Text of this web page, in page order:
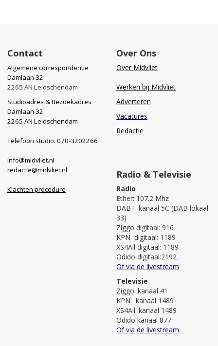
Contact
Algemene correspondentie
Damlaan 32
2265 AN Leidschendam
Studioadres & Bezoekadres
Damlaan 32
2265 AN Leidschendam
Telefoon studio: 070-3202266
info@midvliet.nl
redactie@midvliet.nl
Klachten procedure
Over Ons
Over Midvliet
Werken bij Midvliet
Adverteren
Vacatures
Redactie
Radio & Televisie
Radio
Ether: 107.2 Mhz
DAB+: kanaal 5C (DAB lokaal
33)
Ziggo digitaal: 916
KPN digitaal: 1189
XS4All digitaal: 1189
Odido digitaal:2192
Of via de livestream
Televisie
Ziggo: kanaal 41
KPN: kanaal 1489
XS4All: kanaal 1489
Odido kanaal 877
Of via de livestream